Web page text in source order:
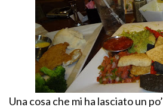
Una cosa che mi ha lasciato un